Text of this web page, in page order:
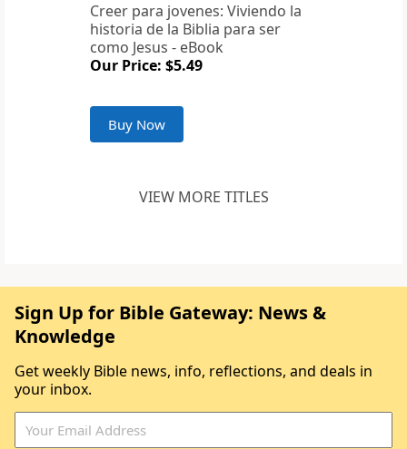
Creer para jovenes: Viviendo la
historia de la Biblia para ser
como Jesus - eBook
Our Price: $5.49
Buy Now
VIEW MORE TITLES
Sign Up for Bible Gateway: News &
Knowledge
Get weekly Bible news, info, reflections, and deals in
your inbox.